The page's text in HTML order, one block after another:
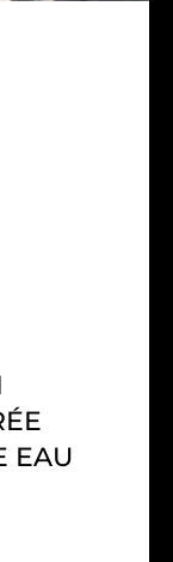
EAU